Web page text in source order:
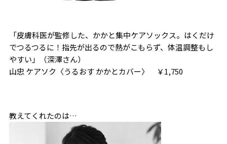
「皮膚科医が監修した、かかと集中ケアソックス。はくだけ
でつるつるに！指先が出るので熱がこもらず、体温調整もし
やすい」（深澤さん）
山忠 ケアソク〈うるおす かかとカバー〉 ￥1,750
教えてくれたのは…